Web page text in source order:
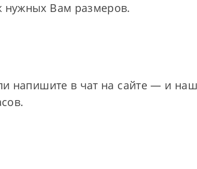
нужных Вам размеров.
напишите в чат на сайте — и